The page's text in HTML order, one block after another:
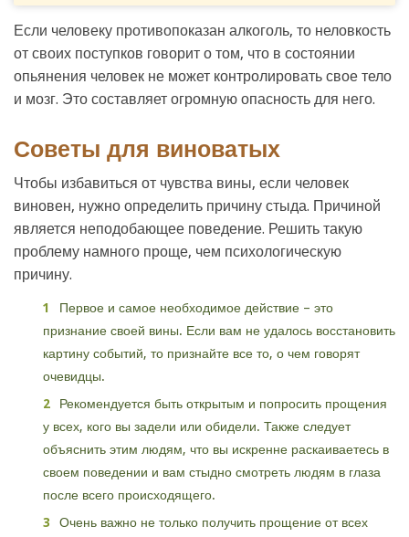
Если человеку противопоказан алкоголь, то неловкость
от своих поступков говорит о том, что в состоянии
опьянения человек не может контролировать свое тело
и мозг. Это составляет огромную опасность для него.
Советы для виноватых
Чтобы избавиться от чувства вины, если человек
виновен, нужно определить причину стыда. Причиной
является неподобающее поведение. Решить такую
проблему намного проще, чем психологическую
причину.
Первое и самое необходимое действие – это
признание своей вины. Если вам не удалось восстановить
картину событий, то признайте все то, о чем говорят
очевидцы.
Рекомендуется быть открытым и попросить прощения
у всех, кого вы задели или обидели. Также следует
объяснить этим людям, что вы искренне раскаиваетесь в
своем поведении и вам стыдно смотреть людям в глаза
после всего происходящего.
Очень важно не только получить прощение от всех